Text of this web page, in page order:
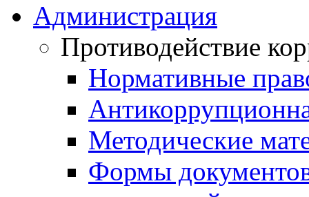
Администрация
Противодействие
Нормативные
Методические
Формы